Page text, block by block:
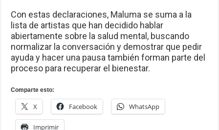
Con estas declaraciones, Maluma se suma a la
lista de artistas que han decidido hablar
abiertamente sobre la salud mental, buscando
normalizar la conversación y demostrar que pedir
ayuda y hacer una pausa también forman parte del
proceso para recuperar el bienestar.
Comparte esto:
X Facebook WhatsApp
Imprimir